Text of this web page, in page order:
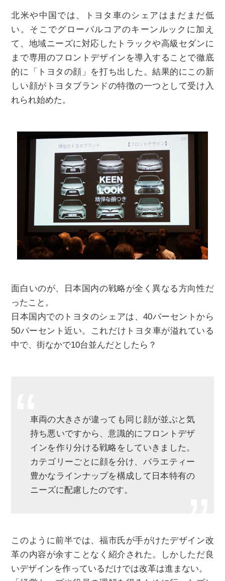
北米や中国では、トヨタ車のシェアはまだまだ低
い。そこでグローバルコアのキーンルックに加え
て、地域ニーズに対応したトラックや高級セダンに
まで専用のフロントデザインを導入することで徹底
的に「トヨタの顔」を打ち出した。結果的にこの新
しい顔がトヨタブランドの特徴の一つとして受け入
れられ始めた。
面白いのが、日本国内の戦略が全く異なる方向性だ
ったこと。
日本国内でのトヨタのシェアは、40パーセントから
50パーセント近い。これだけトヨタ車が溢れている
中で、街なかで10台並んだとしたら？
車両の大きさが違っても同じ顔が並ぶと気
持ち悪いですから、意識的にフロントデザ
インを作り分ける戦略をしていきました。
カテゴリーごとに顔を分け、バラエティー
豊かなラインナップを構成して日本特有の
ニーズに配慮したのです。
このように前半では、福市氏が手がけたデザイン改
革の内容が余すことなく紹介された。しかしただ良
いデザインを作っているだけでは改革は進まない。